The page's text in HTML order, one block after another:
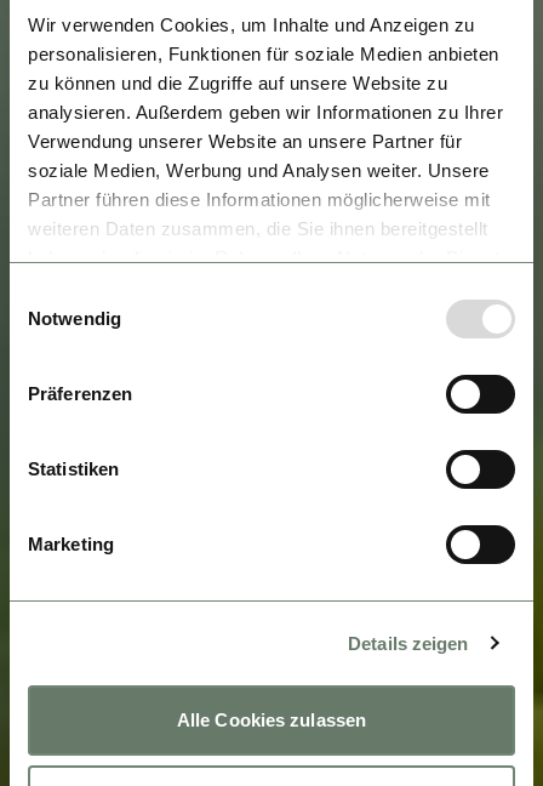
Wir verwenden Cookies, um Inhalte und Anzeigen zu
personalisieren, Funktionen für soziale Medien anbieten
zu können und die Zugriffe auf unsere Website zu
analysieren. Außerdem geben wir Informationen zu Ihrer
Verwendung unserer Website an unsere Partner für
soziale Medien, Werbung und Analysen weiter. Unsere
Partner führen diese Informationen möglicherweise mit
weiteren Daten zusammen, die Sie ihnen bereitgestellt
haben oder die sie im Rahmen Ihrer Nutzung der Dienste
Notwendig
Präferenzen
Statistiken
Marketing
Details zeigen
Alle Cookies zulassen